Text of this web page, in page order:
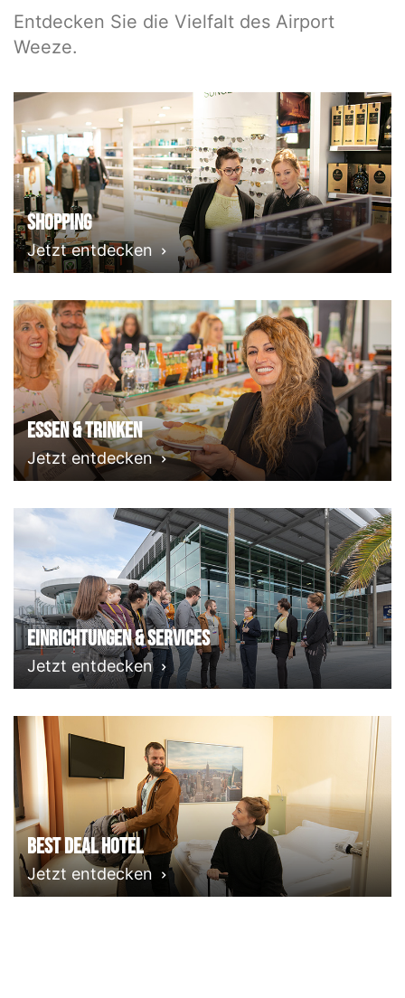
Entdecken Sie die Vielfalt des Airport
Weeze.
Shopping
Jetzt entdecken
Essen & Trinken
Jetzt entdecken
Einrichtungen & Services
Jetzt entdecken
Best deal Hotel
Jetzt entdecken